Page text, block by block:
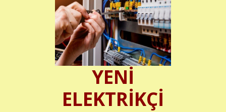
YENİ
ELEKTRİKÇİ